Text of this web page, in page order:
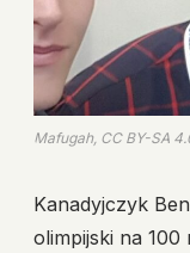
Mafugah, CC BY-SA
Kanadyjczyk
olimpijski na